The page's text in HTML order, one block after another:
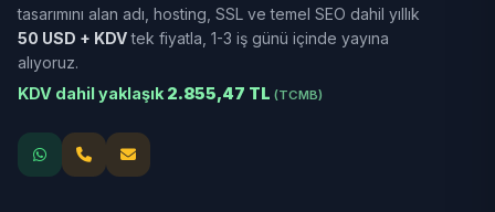
tasarımını alan adı, hosting, SSL ve temel SEO dahil yıllık
50 USD + KDVtek fiyatla, 1-3 iş günü içinde yayına
alıyoruz.
KDV dahil yaklaşık 2.855,47 TL (TCMB)